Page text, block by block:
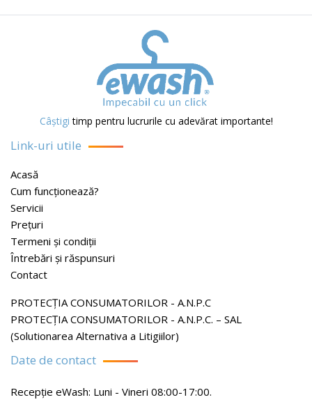
Câștigi timp pentru lucrurile cu adevărat importante!
Link-uri utile
Acasă
Cum funcționează?
Servicii
Prețuri
Termeni și condiții
Întrebări și răspunsuri
Contact
PROTECŢIA CONSUMATORILOR - A.N.P.C
PROTECŢIA CONSUMATORILOR - A.N.P.C. – SAL
(Solutionarea Alternativa a Litigiilor)
Date de contact
Recepție eWash: Luni - Vineri 08:00-17:00.